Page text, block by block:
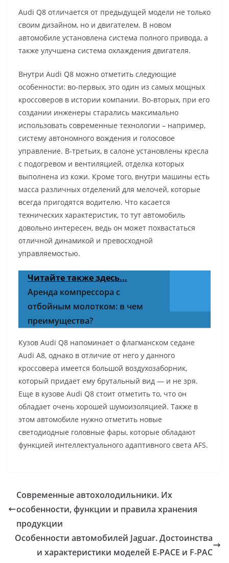
Audi Q8 отличается от предыдущей модели не только
своим дизайном, но и двигателем. В новом
автомобиле установлена система полного привода, а
также улучшена система охлаждения двигателя.
Внутри Audi Q8 можно отметить следующие
особенности: во-первых, это один из самых мощных
кроссоверов в истории компании. Во-вторых, при его
создании инженеры старались максимально
использовать современные технологии – например,
систему автономного вождения и голосовое
управление. В-третьих, в салоне установлены кресла
с подогревом и вентиляцией, отделка которых
выполнена из кожи. Кроме того, внутри машины есть
масса различных отделений для мелочей, которые
всегда пригодятся водителю. Что касается
технических характеристик, то тут автомобиль
довольно интересен, ведь он может похвастаться
отличной динамикой и превосходной
управляемостью.
Читайте также здесь...
Аренда компрессора с
отбойным молотком: в чем
преимущества?
Кузов Audi Q8 напоминает о флагманском седане
Audi A8, однако в отличие от него у данного
кроссовера имеется большой воздухозаборник,
который придает ему брутальный вид — и не зря.
Еще в кузове Audi Q8 стоит отметить то, что он
обладает очень хорошей шумоизоляцией. Также в
этом автомобиле нужно отметить новые
светодиодные головные фары, которые обладают
функцией интеллектуального адаптивного света AFS.
Современные автохолодильники. Их
особенности, функции и правила хранения
продукции
Особенности автомобилей Jaguar. Достоинства
и характеристики моделей E‑PACE и F‑PAC